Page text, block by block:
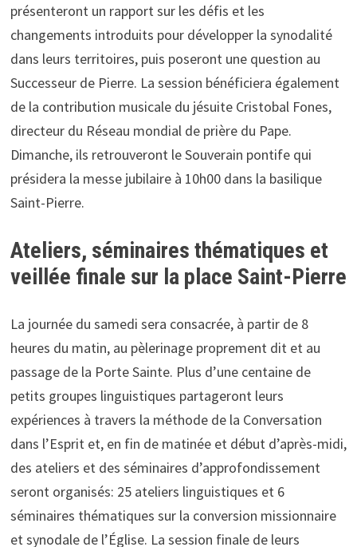
présenteront un rapport sur les défis et les
changements introduits pour développer la synodalité
dans leurs territoires, puis poseront une question au
Successeur de Pierre. La session bénéficiera également
de la contribution musicale du jésuite Cristobal Fones,
directeur du Réseau mondial de prière du Pape.
Dimanche, ils retrouveront le Souverain pontife qui
présidera la messe jubilaire à 10h00 dans la basilique
Saint-Pierre.
Ateliers, séminaires thématiques et
veillée finale sur la place Saint-Pierre
La journée du samedi sera consacrée, à partir de 8
heures du matin, au pèlerinage proprement dit et au
passage de la Porte Sainte. Plus d’une centaine de
petits groupes linguistiques partageront leurs
expériences à travers la méthode de la Conversation
dans l’Esprit et, en fin de matinée et début d’après-midi,
des ateliers et des séminaires d’approfondissement
seront organisés: 25 ateliers linguistiques et 6
séminaires thématiques sur la conversion missionnaire
et synodale de l’Église. La session finale de leurs